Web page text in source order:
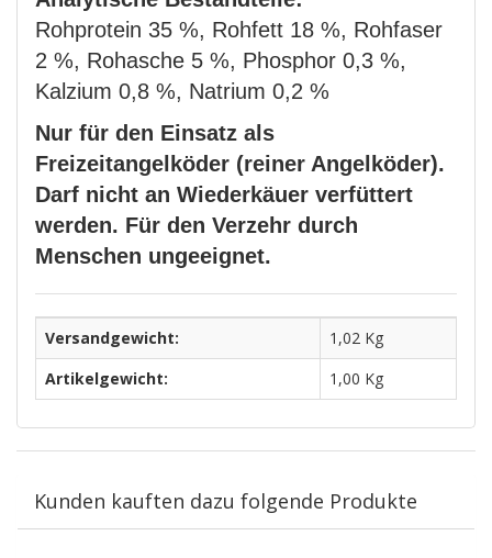
Rohprotein 35 %, Rohfett 18 %, Rohfaser
2 %, Rohasche 5 %, Phosphor 0,3 %,
Kalzium 0,8 %, Natrium 0,2 %
Nur für den Einsatz als
Freizeitangelköder (reiner Angelköder).
Darf nicht an Wiederkäuer verfüttert
werden. Für den Verzehr durch
Menschen ungeeignet.
Versandgewicht:
1,02 Kg
Artikelgewicht:
1,00 Kg
Kunden kauften dazu folgende Produkte